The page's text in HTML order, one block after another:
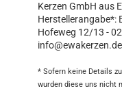
Kerzen GmbH aus
Herstellerangabe*:
Hofeweg 12/13 -
info@ewakerzen.de
* Sofern keine Details
wurden diese uns nicht